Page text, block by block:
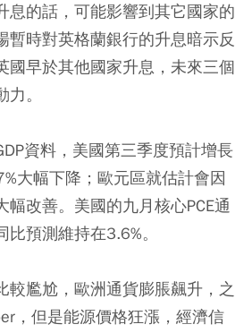
息的話，可能影響到其它國家的
暫時對英格蘭銀行的升息暗示反
國早於其他國家升息，未來三個
。
資料，美國第三季度預計增長
大幅下降；歐元區就估計會因
幅改善。美國的九月核心PCE通
預測維持在3.6%。
較尷尬，歐洲通貨膨脹飆升，之
，但是能源價格狂漲，經濟信